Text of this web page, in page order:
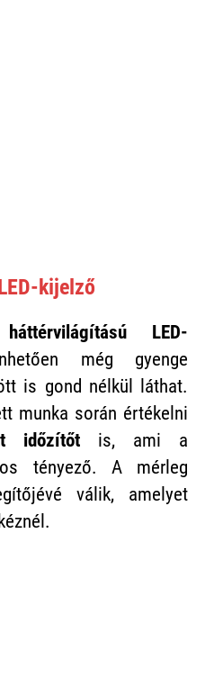
kijelző
LED-
még gyenge
is gond nélkül láthat.
munka során értékelni
időzítőt is, ami a
tényező. A mérleg
válik, amelyet